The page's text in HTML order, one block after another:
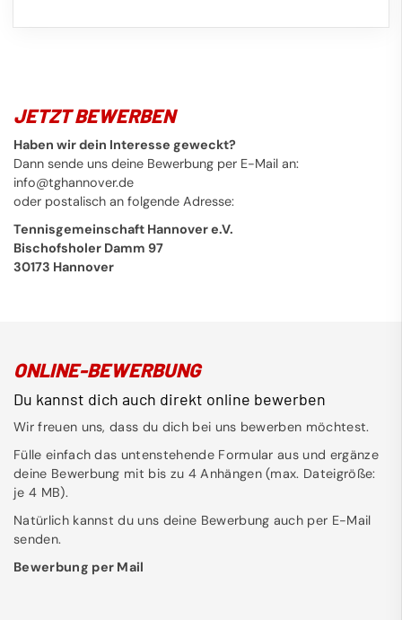
JETZT BEWERBEN
Haben wir dein Interesse geweckt?
Dann sende uns deine Bewerbung per E-Mail an:
info@tghannover.de
oder postalisch an folgende Adresse:
Tennisgemeinschaft Hannover e.V.
Bischofsholer Damm 97
30173 Hannover
ONLINE-BEWERBUNG
Du kannst dich auch direkt online bewerben
Wir freuen uns, dass du dich bei uns bewerben möchtest.
Fülle einfach das untenstehende Formular aus und ergänze
deine Bewerbung mit bis zu 4 Anhängen (max. Dateigröße:
je 4 MB).
Natürlich kannst du uns deine Bewerbung auch per E-Mail
senden.
Bewerbung per Mail